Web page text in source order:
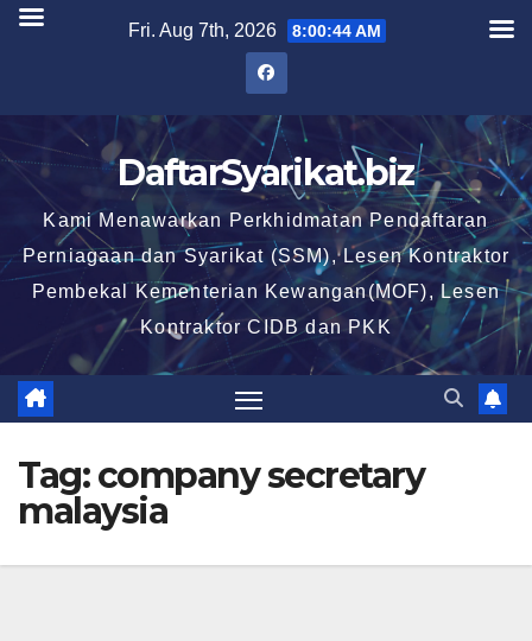
Skip
Fri. Aug 7th, 2026 8:00:44 AM
DaftarSyarikat.biz
Kami Menawarkan Perkhidmatan Pendaftaran
Perniagaan dan Syarikat (SSM), Lesen Kontraktor
Pembekal Kementerian Kewangan(MOF), Lesen
Kontraktor CIDB dan PKK
Tag:company secretary
malaysia